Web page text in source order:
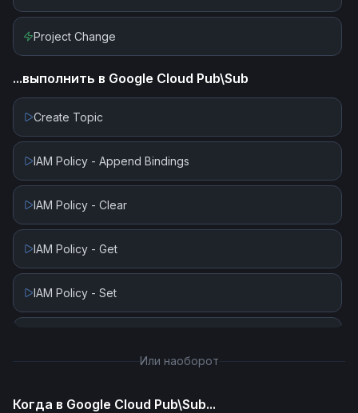
Project Change
...выполнить в Google Cloud Pub\Sub
Create Topic
IAM Policy - Append Bindings
IAM Policy - Clear
IAM Policy - Get
IAM Policy - Set
Или наоборот
Когда в Google Cloud Pub\Sub...